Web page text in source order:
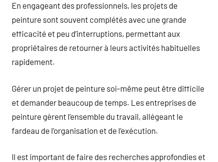
En engageant des professionnels, les projets de
peinture sont souvent complétés avec une grande
efficacité et peu d’interruptions, permettant aux
propriétaires de retourner à leurs activités habituelles
rapidement.
Gérer un projet de peinture soi-même peut être difficile
et demander beaucoup de temps. Les entreprises de
peinture gèrent l’ensemble du travail, allégeant le
fardeau de l’organisation et de l’exécution.
Il est important de faire des recherches approfondies et